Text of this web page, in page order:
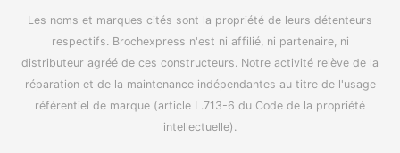
Les noms et marques cités sont la propriété de leurs détenteurs
respectifs. Brochexpress n'est ni affilié, ni partenaire, ni
distributeur agréé de ces constructeurs. Notre activité relève de la
réparation et de la maintenance indépendantes au titre de l'usage
référentiel de marque (article L.713-6 du Code de la propriété
intellectuelle).